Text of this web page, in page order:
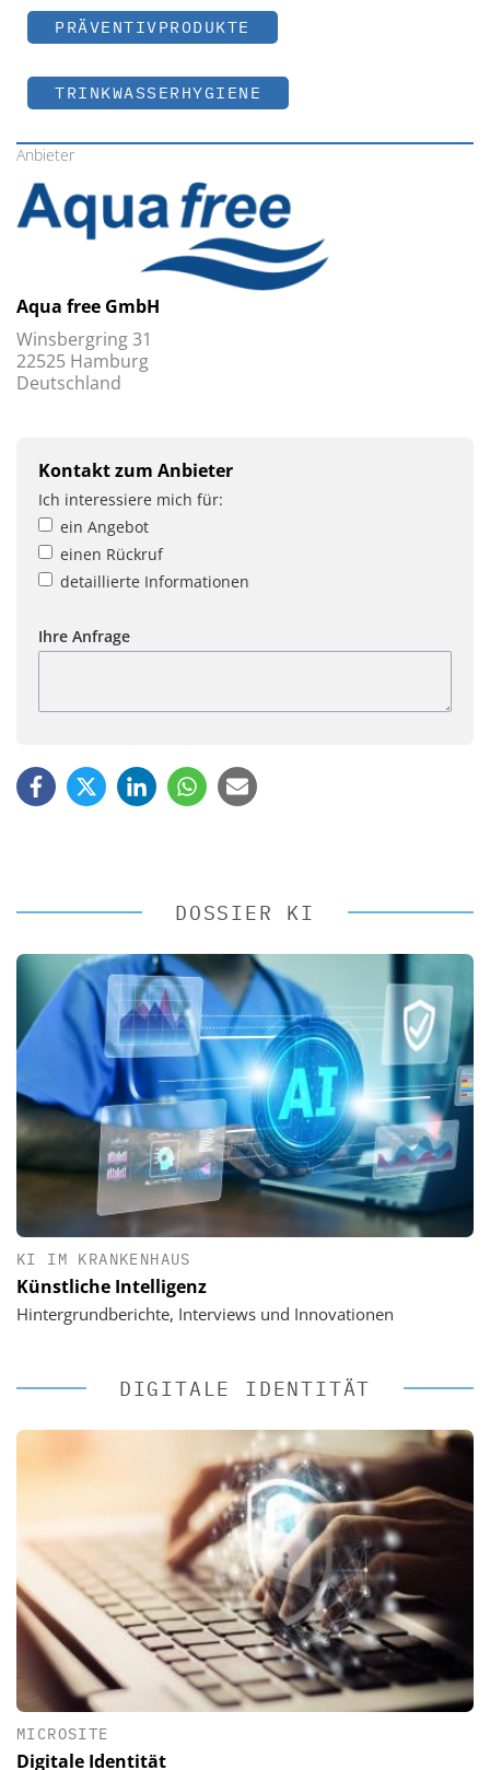
PRÄVENTIVPRODUKTE
TRINKWASSERHYGIENE
Anbieter
Aqua free GmbH
Winsbergring 31
22525 Hamburg
Deutschland
Kontakt zum Anbieter
Ich interessiere mich für:
ein Angebot
einen Rückruf
detaillierte Informationen
Ihre Anfrage
DOSSIER KI
KI IM KRANKENHAUS
Künstliche Intelligenz
Hintergrundberichte, Interviews und Innovationen
DIGITALE IDENTITÄT
MICROSITE
Digitale Identität